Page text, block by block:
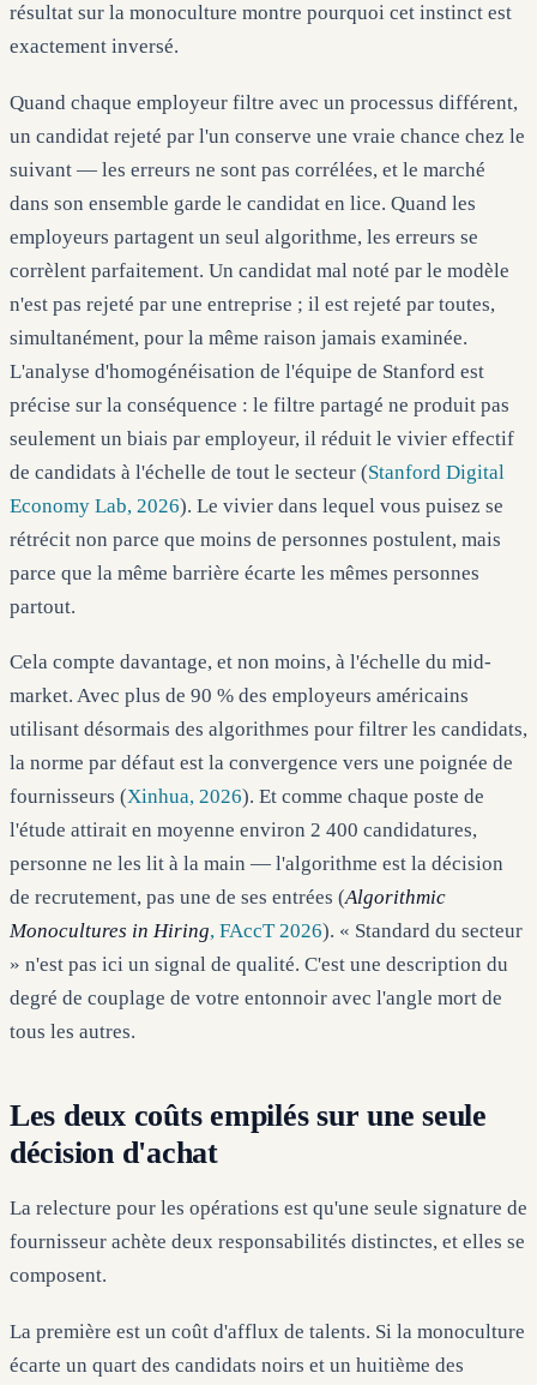
résultat sur la monoculture montre pourquoi cet instinct est
exactement inversé.
Quand chaque employeur filtre avec un processus différent,
un candidat rejeté par l'un conserve une vraie chance chez le
suivant — les erreurs ne sont pas corrélées, et le marché
dans son ensemble garde le candidat en lice. Quand les
employeurs partagent un seul algorithme, les erreurs se
corrèlent parfaitement. Un candidat mal noté par le modèle
n'est pas rejeté par une entreprise ; il est rejeté par toutes,
simultanément, pour la même raison jamais examinée.
L'analyse d'homogénéisation de l'équipe de Stanford est
précise sur la conséquence : le filtre partagé ne produit pas
seulement un biais par employeur, il réduit le vivier effectif
de candidats à l'échelle de tout le secteur (Stanford Digital
Economy Lab, 2026). Le vivier dans lequel vous puisez se
rétrécit non parce que moins de personnes postulent, mais
parce que la même barrière écarte les mêmes personnes
partout.
Cela compte davantage, et non moins, à l'échelle du mid-
market. Avec plus de 90 % des employeurs américains
utilisant désormais des algorithmes pour filtrer les candidats,
la norme par défaut est la convergence vers une poignée de
fournisseurs (Xinhua, 2026). Et comme chaque poste de
l'étude attirait en moyenne environ 2 400 candidatures,
personne ne les lit à la main — l'algorithme est la décision
de recrutement, pas une de ses entrées (Algorithmic
Monocultures in Hiring, FAccT 2026). « Standard du secteur
» n'est pas ici un signal de qualité. C'est une description du
degré de couplage de votre entonnoir avec l'angle mort de
tous les autres.
Les deux coûts empilés sur une seule
décision d'achat
La relecture pour les opérations est qu'une seule signature de
fournisseur achète deux responsabilités distinctes, et elles se
composent.
La première est un coût d'afflux de talents. Si la monoculture
écarte un quart des candidats noirs et un huitième des